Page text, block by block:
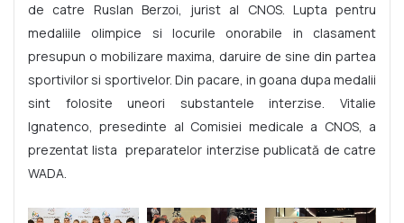
de catre Ruslan Berzoi, jurist al CNOS. Lupta pentru
medaliile olimpice si locurile onorabile in clasament
presupun o mobilizare maxima, daruire de sine din partea
sportivilor si sportivelor. Din pacare, in goana dupa medalii
sint folosite uneori substantele interzise. Vitalie
Ignatenco, presedinte al Comisiei medicale a CNOS, a
prezentat lista preparatelor interzise publicată de catre
WADA.